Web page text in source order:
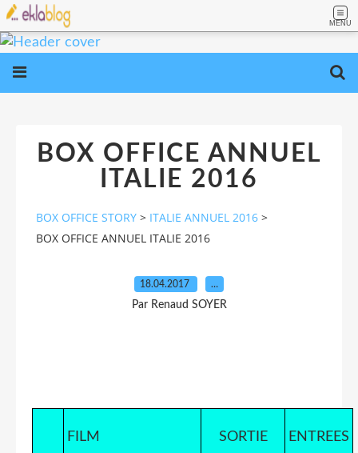
MENU
BOX OFFICE ANNUEL
ITALIE 2016
BOX OFFICE STORY > ITALIE ANNUEL 2016 >
BOX OFFICE ANNUEL ITALIE 2016
18.04.2017 …
Par Renaud SOYER
FILM SORTIE ENTREES